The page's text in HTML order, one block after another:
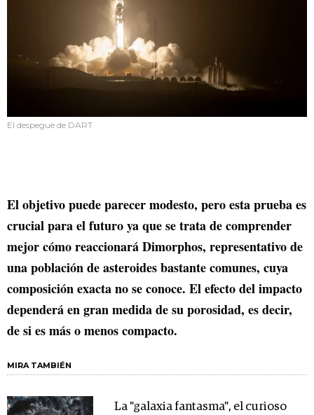
El despegue de DART
El objetivo puede parecer modesto, pero esta prueba es
crucial para el futuro ya que se trata de comprender
mejor cómo reaccionará Dimorphos, representativo de
una población de asteroides bastante comunes, cuya
composición exacta no se conoce. El efecto del impacto
dependerá en gran medida de su porosidad, es decir,
de si es más o menos compacto.
MIRA TAMBIÉN
La "galaxia fantasma", el curioso